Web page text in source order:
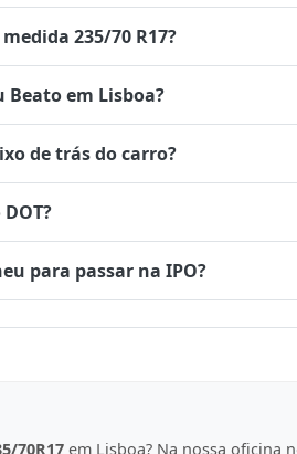
235/70 R17?
em Lisboa?
de trás do carro?
para passar na IPO?
70R17 em Lisboa? Na nossa oficina